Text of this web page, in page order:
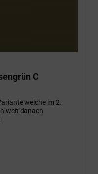
C
welche im 2.
weit danach